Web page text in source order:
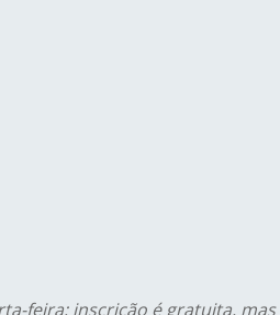
feira; inscrição é gratuita,